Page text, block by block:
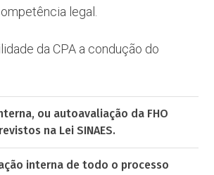
legal.
da CPA a condução do
ou autoavaliação da FHO
na Lei SINAES.
interna de todo o processo